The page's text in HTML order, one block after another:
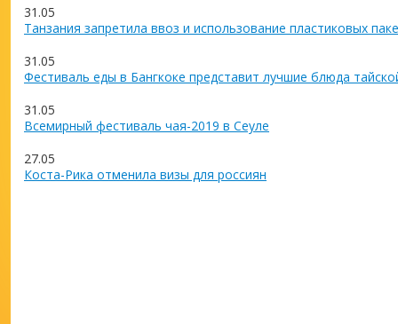
31.05
Танзания запретила ввоз и использование пластиковых
31.05
Фестиваль еды в Бангкоке представит лучшие блюда
31.05
Всемирный фестиваль чая-2019 в Сеуле
27.05
Коста-Рика отменила визы для россиян